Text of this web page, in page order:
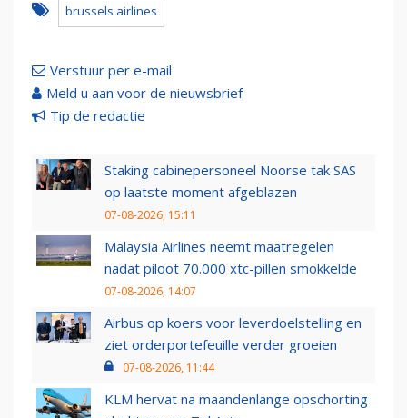
brussels airlines
Verstuur per e-mail
Meld u aan voor de nieuwsbrief
Tip de redactie
Staking cabinepersoneel Noorse tak SAS
op laatste moment afgeblazen
07-08-2026, 15:11
Malaysia Airlines neemt maatregelen
nadat piloot 70.000 xtc-pillen smokkelde
07-08-2026, 14:07
Airbus op koers voor leverdoelstelling en
ziet orderportefeuille verder groeien
07-08-2026, 11:44
KLM hervat na maandenlange opschorting